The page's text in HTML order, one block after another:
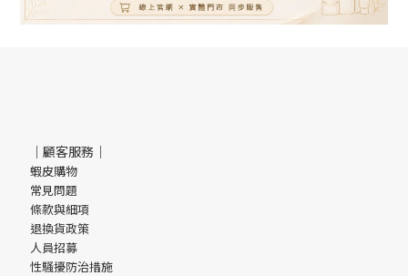
｜顧客服務｜
蝦皮購物
常見問題
條款與細項
退換貨政策
人員招募
性騷擾防治措施